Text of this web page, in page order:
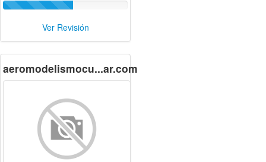
Ver Revisión
aeromodelismocu...ar.com